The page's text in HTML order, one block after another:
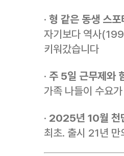
· 형 같은 동생 스
자기보다 역사
키워갔습니다
· 주 5일 근무제와
가족 나들이 수요
· 2025년 10월 천
최초. 출시 21년 만